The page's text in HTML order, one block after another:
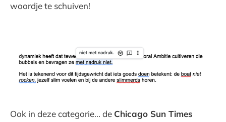
woordje te schuiven!
Ook in deze categorie... de Chicago Sun Times